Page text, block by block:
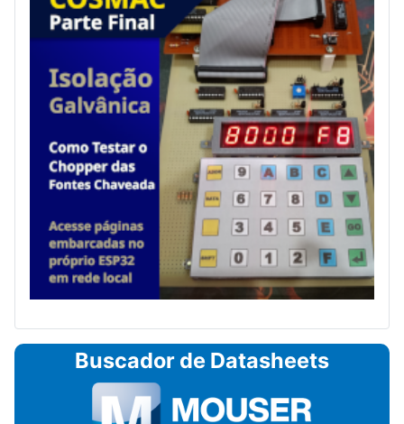
Buscador de Datasheets